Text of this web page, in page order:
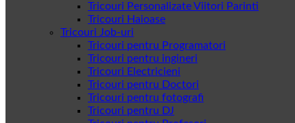
Tricouri Personalizate Viitori Parinti
Tricouri Haioase
Tricouri Job-uri
Tricouri pentru Programatori
Tricouri pentru ingineri
Tricouri Electricieni
Tricouri pentru Doctori
Tricouri pentru fotografi
Tricouri pentru DJ